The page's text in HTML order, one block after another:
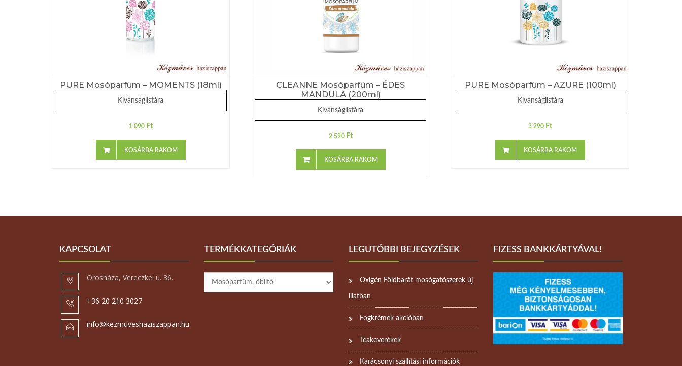
PURE Mosóparfüm – MOMENTS (18ml)
Kívánságlistára
1 090 Ft
KOSÁRBA RAKOM
CLEANNE Mosóparfüm – ÉDES
MANDULA (200ml)
Kívánságlistára
2 590 Ft
KOSÁRBA RAKOM
PURE Mosóparfüm – AZURE (100ml)
Kívánságlistára
3 290 Ft
KOSÁRBA RAKOM
KAPCSOLAT
Orosháza, Vereczkei u. 36.
+36 20 210 3027
info@kezmuveshaziszappan.hu
TERMÉKKATEGÓRIÁK LEGUTÓBBI BEJEGYZÉSEK
Oxigén Földbarát mosógatószerek új
illatban
Fogkrémek akcióban
Teakeverékek
Karácsonyi szállítási információk
FIZESS BANKKÁRTYÁVAL!